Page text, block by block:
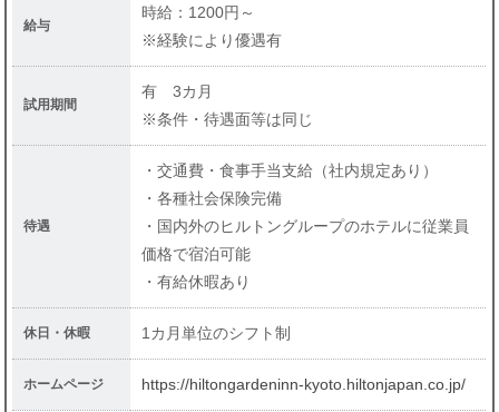
給与
時給：1200円～
※経験により優遇有
試用期間
有 3カ月
※条件・待遇面等は同じ
待遇
・交通費・食事手当支給（社内規定あり）
・各種社会保険完備
・国内外のヒルトングループのホテルに従業員
価格で宿泊可能
・有給休暇あり
休日・休暇 1カ月単位のシフト制
ホームページ https://hiltongardeninn-kyoto.hiltonjapan.co.jp/
利用規約